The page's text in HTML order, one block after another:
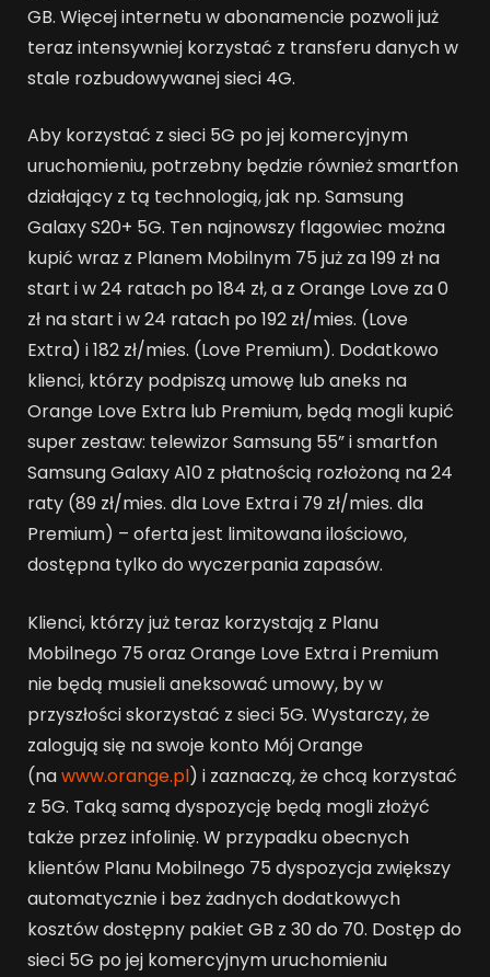
GB. Więcej internetu w abonamencie pozwoli już
teraz intensywniej korzystać z transferu danych w
stale rozbudowywanej sieci 4G.
Aby korzystać z sieci 5G po jej komercyjnym
uruchomieniu, potrzebny będzie również smartfon
działający z tą technologią, jak np. Samsung
Galaxy S20+ 5G. Ten najnowszy flagowiec można
kupić wraz z Planem Mobilnym 75 już za 199 zł na
start i w 24 ratach po 184 zł, a z Orange Love za 0
zł na start i w 24 ratach po 192 zł/mies. (Love
Extra) i 182 zł/mies. (Love Premium). Dodatkowo
klienci, którzy podpiszą umowę lub aneks na
Orange Love Extra lub Premium, będą mogli kupić
super zestaw: telewizor Samsung 55” i smartfon
Samsung Galaxy A10 z płatnością rozłożoną na 24
raty (89 zł/mies. dla Love Extra i 79 zł/mies. dla
Premium) – oferta jest limitowana ilościowo,
dostępna tylko do wyczerpania zapasów.
Klienci, którzy już teraz korzystają z Planu
Mobilnego 75 oraz Orange Love Extra i Premium
nie będą musieli aneksować umowy, by w
przyszłości skorzystać z sieci 5G. Wystarczy, że
zalogują się na swoje konto Mój Orange
(nawww.orange.pl) i zaznaczą, że chcą korzystać
z 5G. Taką samą dyspozycję będą mogli złożyć
także przez infolinię. W przypadku obecnych
klientów Planu Mobilnego 75 dyspozycja zwiększy
automatycznie i bez żadnych dodatkowych
kosztów dostępny pakiet GB z 30 do 70. Dostęp do
sieci 5G po jej komercyjnym uruchomieniu